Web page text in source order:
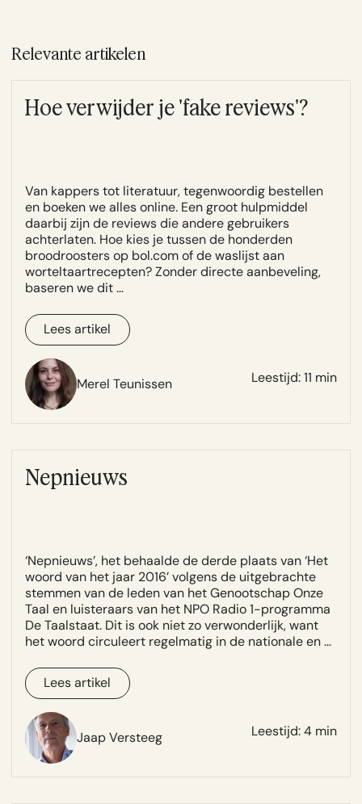
optreden. Juridisch gaat het vaak om een
onrechtmatige publicatie. De snelste route is
meestal een verzoek tot verwijdering bij het
deepfake dan kan aangifte ook een optie zijn.
Neem snel contact op, want hoe eerder je
optreedt, hoe meer je de verspreiding kunt
beperken.
Relevante artikelen
Hoe verwijder je 'fake reviews'?
Van kappers tot literatuur, tegenwoordig bestellen
en boeken we alles online. Een groot hulpmiddel
daarbij zijn de reviews die andere gebruikers
achterlaten. Hoe kies je tussen de honderden
broodroosters op bol.com of de waslijst aan
worteltaartrecepten? Zonder directe aanbeveling,
baseren we dit …
Lees artikel
Merel Teunissen Leestijd: 11 min
Nepnieuws
‘Nepnieuws’, het behaalde de derde plaats van ‘Het
woord van het jaar 2016’ volgens de uitgebrachte
stemmen van de leden van het Genootschap Onze
Taal en luisteraars van het NPO Radio 1-programma
De Taalstaat. Dit is ook niet zo verwonderlijk, want
het woord circuleert regelmatig in de nationale en …
Lees artikel
Jaap Versteeg Leestijd: 4 min